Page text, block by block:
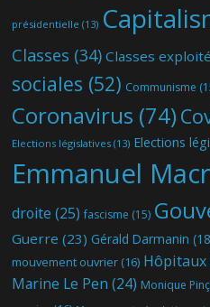
présidentielle (13)
Classes (34) Classes
sociales (52) Communisme
Coronavirus (74)
Elections législatives (13) Elections
Emmanuel
droite (25) fascisme (15)
Guerre (23) Gérald Darmanin
mouvement ouvrier (16) Hôpitaux
Marine Le Pen (24) Monique